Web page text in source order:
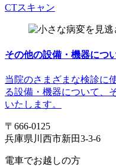
CTスキャン
その他の設備・機器につ
当院のさまざまな検診に
る設備・機器について、
いたします。
〒666-0125
兵庫県川西市新田3-3-6
電車でお越しの方